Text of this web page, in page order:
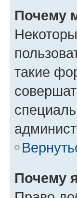
Почему
такие
Почему